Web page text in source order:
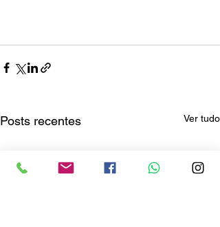
Posts recentes Ver tudo